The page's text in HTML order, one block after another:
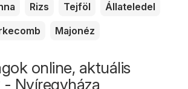
Rizs Tejföl
Állateledel
Majonéz
online, aktuális
Nyíregyháza